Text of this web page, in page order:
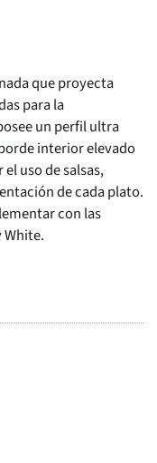
que proyecta
para la
un perfil ultra
interior elevado
uso de salsas,
de cada plato.
con las
White.